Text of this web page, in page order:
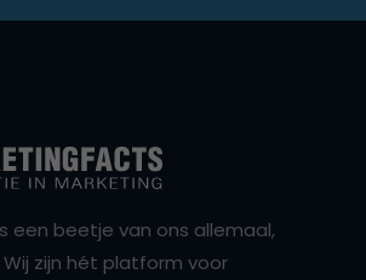
een beetje van ons allemaal,
zijn hét platform voor